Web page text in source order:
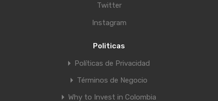
Twitter
Instagram
Politicas
Políticas de Privacidad
Términos de Negocio
Why to Invest in Colombia